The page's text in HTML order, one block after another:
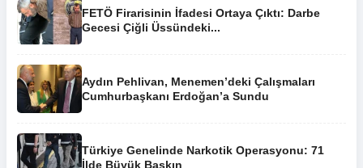
FETÖ Firarisinin İfadesi Ortaya Çıktı: Darbe
Gecesi Çiğli Üssündeki...
Aydın Pehlivan, Menemen’deki Çalışmaları
Cumhurbaşkanı Erdoğan’a Sundu
Türkiye Genelinde Narkotik Operasyonu: 71
İlde Büyük Baskın